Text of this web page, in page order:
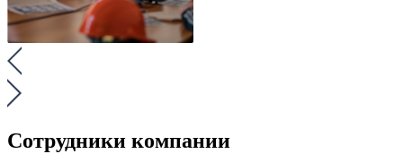
Сотрудники компании